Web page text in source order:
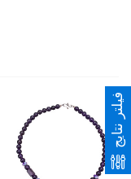
فیلتر نتایج